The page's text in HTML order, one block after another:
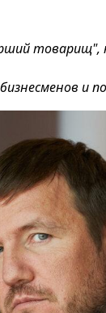
товарищ",
и